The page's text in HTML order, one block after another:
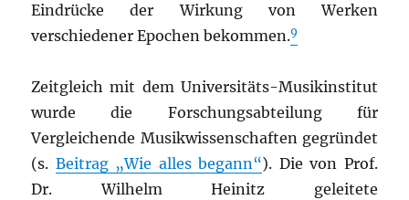
Eindrücke der Wirkung von Werken
verschiedener Epochen bekommen.9
Zeitgleich mit dem Universitäts-Musikinstitut
wurde die Forschungsabteilung für
Vergleichende Musikwissenschaften gegründet
(s. Beitrag „Wie alles begann“). Die von Prof.
Dr. Wilhelm Heinitz geleitete